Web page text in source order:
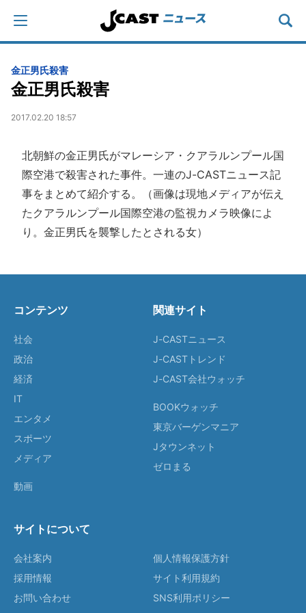
金正男氏殺害
金正男氏殺害
2017.02.20 18:57
北朝鮮の金正男氏がマレーシア・クアラルンプール国
際空港で殺害された事件。一連のJ-CASTニュース記
事をまとめて紹介する。（画像は現地メディアが伝え
たクアラルンプール国際空港の監視カメラ映像によ
り。金正男氏を襲撃したとされる女）
コンテンツ
社会
政治
経済
IT
エンタメ
スポーツ
メディア
動画
関連サイト
J-CASTニュース
J-CASTトレンド
J-CAST会社ウォッチ
BOOKウォッチ
東京バーゲンマニア
Jタウンネット
ゼロまる
サイトについて
会社案内
採用情報
お問い合わせ
個人情報保護方針
サイト利用規約
SNS利用ポリシー